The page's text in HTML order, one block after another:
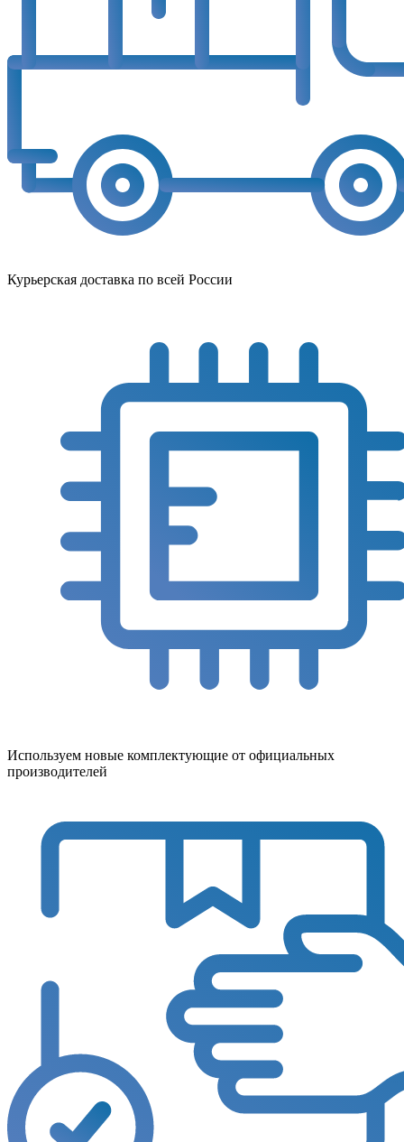
Курьерская доставка по всей России
Используем новые комплектующие от официальных
производителей